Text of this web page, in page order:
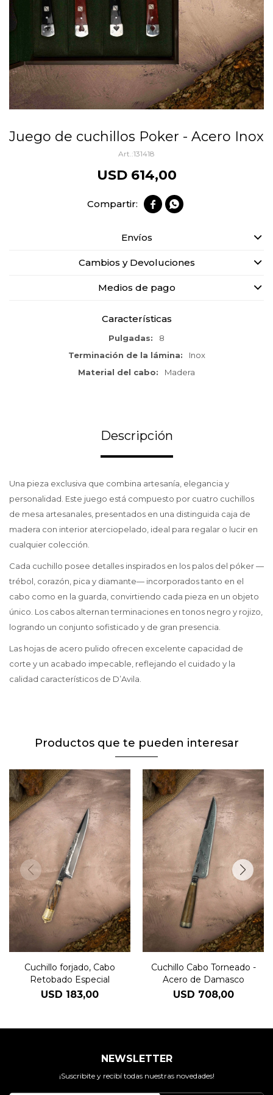
Juego de cuchillos Poker - Acero Inox
131418
USD 614,00
 
Envíos
Cambios y Devoluciones
Medios de pago
Características
Pulgadas
8
Terminación de la lámina
Inox
Material del cabo
Madera
Descripción
Una pieza exclusiva que combina artesanía, elegancia y
personalidad. Este juego está compuesto por cuatro cuchillos
de mesa artesanales, presentados en una distinguida caja de
madera con interior aterciopelado, ideal para regalar o lucir en
cualquier colección.
Cada cuchillo posee detalles inspirados en los palos del póker —
trébol, corazón, pica y diamante— incorporados tanto en el
cabo como en la guarda, convirtiendo cada pieza en un objeto
único. Los cabos alternan terminaciones en tonos negro y rojizo,
logrando un conjunto sofisticado y de gran presencia.
Las hojas de acero pulido ofrecen excelente capacidad de
corte y un acabado impecable, reflejando el cuidado y la
calidad característicos de D’Avila.
Productos que te pueden interesar
Cuchillo forjado, Cabo
Retobado Especial
USD 183,00
Cuchillo Cabo Torneado -
Acero de Damasco
USD 708,00
NEWSLETTER
¡Suscribite y recibí todas nuestras novedades!